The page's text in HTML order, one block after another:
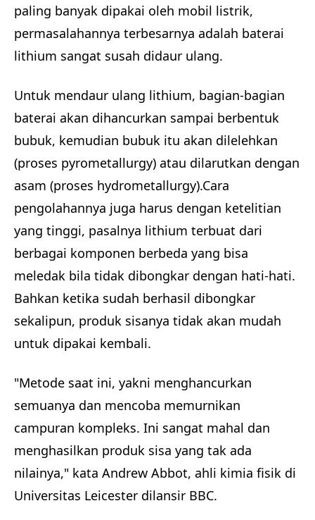
paling banyak dipakai oleh mobil listrik,
permasalahannya terbesarnya adalah baterai
lithium sangat susah didaur ulang.
Untuk mendaur ulang lithium, bagian-bagian
baterai akan dihancurkan sampai berbentuk
bubuk, kemudian bubuk itu akan dilelehkan
(proses pyrometallurgy) atau dilarutkan dengan
asam (proses hydrometallurgy).Cara
pengolahannya juga harus dengan ketelitian
yang tinggi, pasalnya lithium terbuat dari
berbagai komponen berbeda yang bisa
meledak bila tidak dibongkar dengan hati-hati.
Bahkan ketika sudah berhasil dibongkar
sekalipun, produk sisanya tidak akan mudah
untuk dipakai kembali.
"Metode saat ini, yakni menghancurkan
semuanya dan mencoba memurnikan
campuran kompleks. Ini sangat mahal dan
menghasilkan produk sisa yang tak ada
nilainya," kata Andrew Abbot, ahli kimia fisik di
Universitas Leicester dilansir BBC.